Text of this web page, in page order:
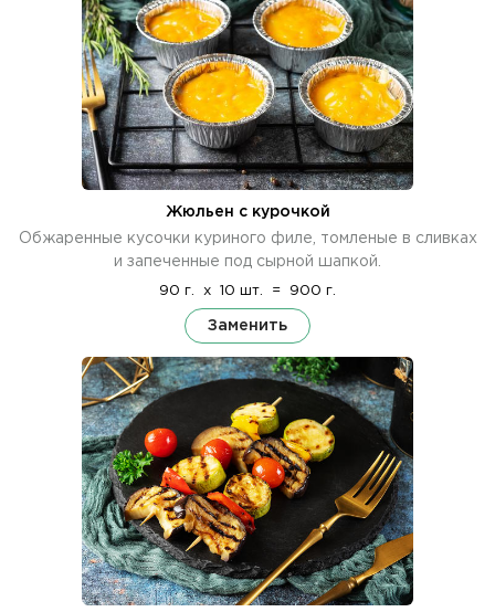
Жюльен с курочкой
Обжаренные кусочки куриного филе, томленые в сливках
и запеченные под сырной шапкой.
90 г. x 10 шт. = 900 г.
Заменить